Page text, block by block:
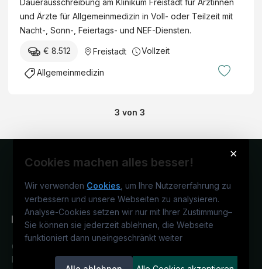
und Ärzte für Allgemeinmedizin in Voll- oder Teilzeit mit
Nacht-, Sonn-, Feiertags- und NEF-Diensten.
€ 8.512 Freistadt Vollzeit
Allgemeinmedizin
3 von 3
×
Cookies machen alles besser!
Wir verwenden Cookies, um Ihre Nutzererfahrung zu
verbessern und unsere Webseiten zu analysieren.
Analyse-Cookies setzen wir nur mit Ihrer Zustimmung–
Sie können sie jederzeit ablehnen, die Webseite
funktioniert dann uneingeschränkt weiter
Österreichs medizinisches
Karriereportal.